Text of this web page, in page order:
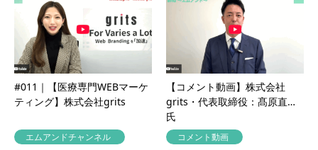
#011｜【医療専門WEBマーケ
ティング】株式会社grits
エムアンドチャンネル
【コメント動画】株式会社
grits・代表取締役：髙原直人
氏
コメント動画